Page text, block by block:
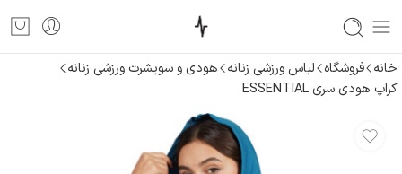
خانه فروشگاه لباس ورزشی زنانه هودی و سویشرت ورزشی زنانه
کراپ هودی سری ESSENTIAL